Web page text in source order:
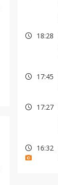
18:28
17:45
17:27
16:32